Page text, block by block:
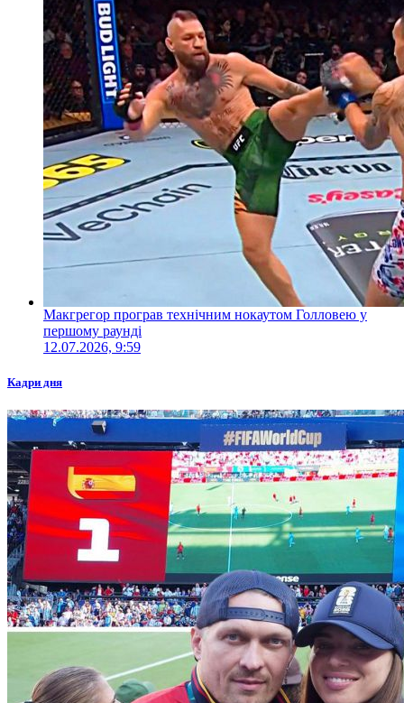
Макгрегор програв технічним нокаутом Голловею у
першому раунді
12.07.2026, 9:59
Кадри дня